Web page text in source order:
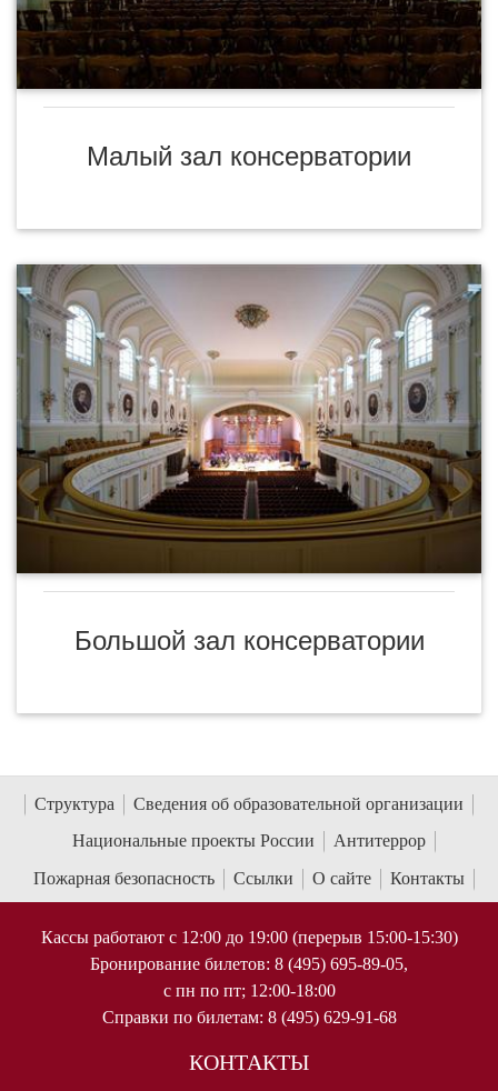
Малый зал консерватории
Большой зал консерватории
Структура
Сведения об образовательной организации
Национальные проекты России
Антитеррор
Пожарная безопасность
Ссылки О сайте Контакты
Кассы работают с 12:00 до 19:00 (перерыв 15:00-15:30)
Бронирование билетов: 8 (495) 695-89-05,
с пн по пт; 12:00-18:00
Справки по билетам: 8 (495) 629-91-68
КОНТАКТЫ